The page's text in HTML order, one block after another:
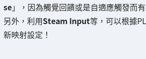
se」，因為觸覺回饋或是自適應觸發而
另外，利用Steam Input等，可以根據
新映射設定！